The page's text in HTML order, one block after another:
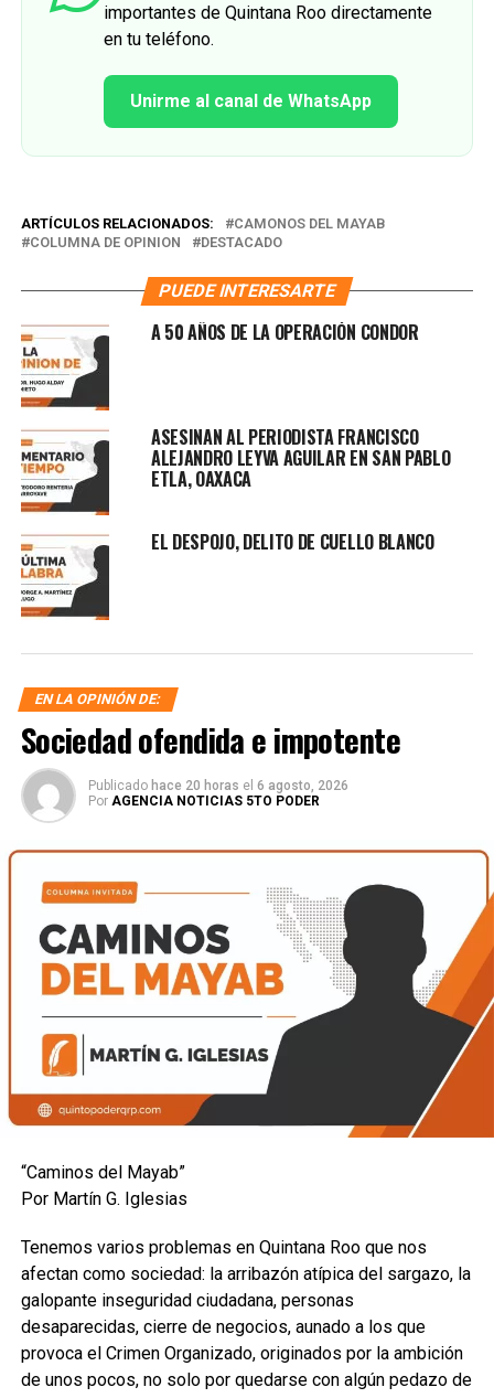
importantes de Quintana Roo directamente
en tu teléfono.
Unirme al canal de WhatsApp
ARTÍCULOS RELACIONADOS:
CAMONOS DEL MAYAB
COLUMNA DE OPINION
DESTACADO
PUEDE INTERESARTE
A 50 AÑOS DE LA OPERACIÓN CONDOR
ASESINAN AL PERIODISTA FRANCISCO
ALEJANDRO LEYVA AGUILAR EN SAN PABLO
ETLA, OAXACA
EL DESPOJO, DELITO DE CUELLO BLANCO
EN LA OPINIÓN DE:
Sociedad ofendida e impotente
Publicado hace 20 horas el 6 agosto, 2026
Por AGENCIA NOTICIAS 5TO PODER
“Caminos del Mayab”
Por Martín G. Iglesias
Tenemos varios problemas en Quintana Roo que nos
afectan como sociedad: la arribazón atípica del sargazo, la
galopante inseguridad ciudadana, personas
desaparecidas, cierre de negocios, aunado a los que
provoca el Crimen Organizado, originados por la ambición
de unos pocos, no solo por quedarse con algún pedazo de